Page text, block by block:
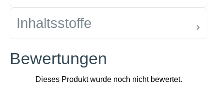
Inhaltsstoffe
Bewertungen